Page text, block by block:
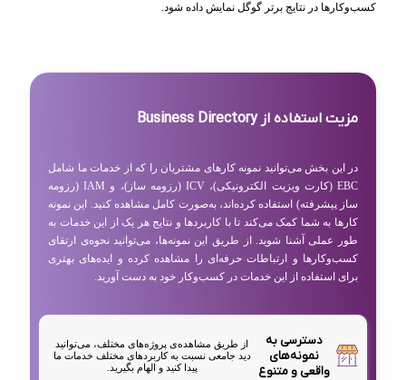
کسب‌وکارها در نتایج برتر گوگل نمایش داده شود.
مزیت استفاده از Business Directory
در این بخش می‌توانید نمونه کارهای مشتریان را که از خدمات ما شامل
EBC (کارت ویزیت الکترونیکی)، ICV (رزومه ساز)، و IAM (رزومه
ساز پیشرفته) استفاده کرده‌اند، به‌صورت کامل مشاهده کنید. این نمونه
کارها به شما کمک می‌کند تا با کاربردها و نتایج هر یک از این خدمات به
طور عملی آشنا شوید. از طریق این نمونه‌ها، می‌توانید نحوه‌ی ارتقای
کسب‌وکارها و ارتباطات حرفه‌ای را مشاهده کرده و ایده‌های بهتری
برای استفاده از این خدمات در کسب‌وکار خود به دست آورید.
دسترسی به
نمونه‌های
واقعی و متنوع
از طریق مشاهده‌ی پروژه‌های مختلف، می‌توانید
دید جامعی نسبت به کاربردهای مختلف خدمات ما
پیدا کنید و الهام بگیرید.